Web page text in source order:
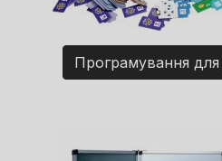
Програмування для